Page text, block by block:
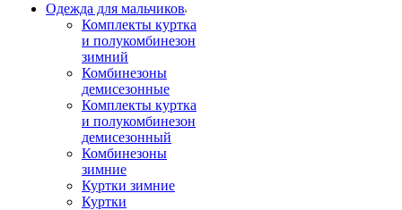
Одежда для мальчиков
Комплекты куртка
и полукомбинезон
зимний
Комбинезоны
демисезонные
Комплекты куртка
и полукомбинезон
демисезонный
Комбинезоны
зимние
Куртки зимние
Куртки